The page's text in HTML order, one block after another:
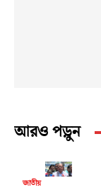
আরও পড়ুন
জাতীয়